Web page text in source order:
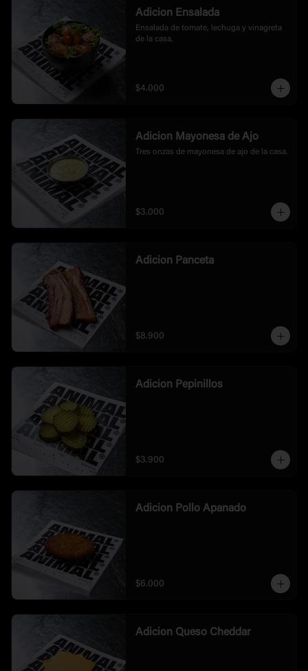
Adicion Ensalada
Ensalada de tomate, lechuga y vinagreta
de la casa.
$4.000
Adicion Mayonesa de Ajo
Tres onzas de mayonesa de ajo de la casa.
$3.000
Adicion Panceta
$8.900
Adicion Pepinillos
$3.900
Adicion Pollo Apanado
$6.000
Adicion Queso Cheddar